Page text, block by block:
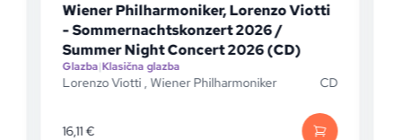
Wiener Philharmoniker, Lorenzo Viotti
- Sommernachtskonzert 2026 /
Summer Night Concert 2026 (CD)
Glazba|Klasična glazba
Lorenzo Viotti,Wiener Philharmoniker
16,11€